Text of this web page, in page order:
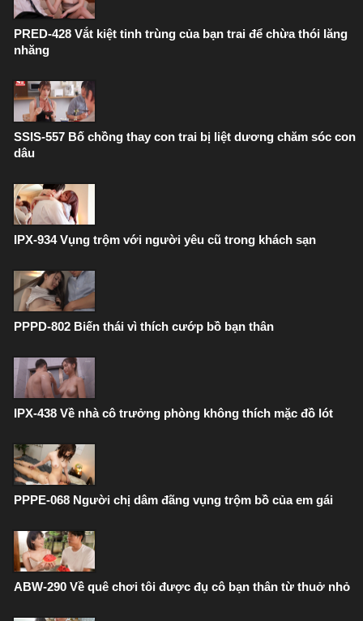
PRED-428 Vắt kiệt tinh trùng của bạn trai để chừa thói lăng
nhăng
SSIS-557 Bố chồng thay con trai bị liệt dương chăm sóc con
dâu
IPX-934 Vụng trộm với người yêu cũ trong khách sạn
PPPD-802 Biến thái vì thích cướp bồ bạn thân
IPX-438 Về nhà cô trưởng phòng không thích mặc đồ lót
PPPE-068 Người chị dâm đãng vụng trộm bồ của em gái
ABW-290 Về quê chơi tôi được đụ cô bạn thân từ thuở nhỏ